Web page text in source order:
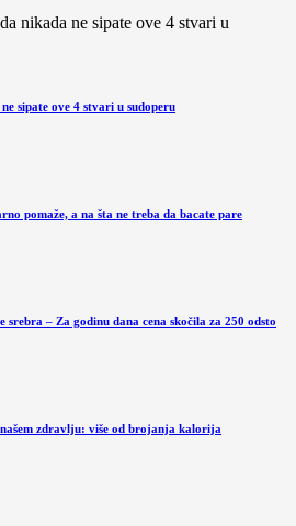
sipate ove 4 stvari u sudoperu
pomaže, a na šta ne treba da bacate pare
– Za godinu dana cena skočila za 250 odsto
zdravlju: više od brojanja kalorija